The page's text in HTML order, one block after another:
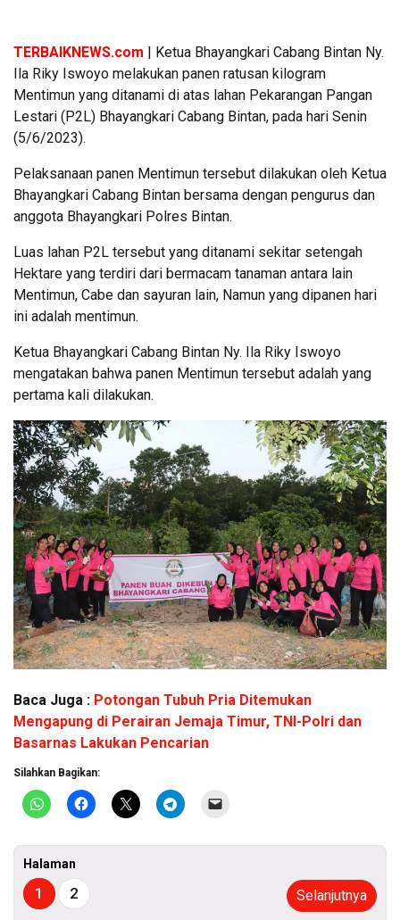
TERBAIKNEWS.com | Ketua Bhayangkari Cabang Bintan Ny.
Ila Riky Iswoyo melakukan panen ratusan kilogram
Mentimun yang ditanami di atas lahan Pekarangan Pangan
Lestari (P2L) Bhayangkari Cabang Bintan, pada hari Senin
(5/6/2023).
Pelaksanaan panen Mentimun tersebut dilakukan oleh Ketua
Bhayangkari Cabang Bintan bersama dengan pengurus dan
anggota Bhayangkari Polres Bintan.
Luas lahan P2L tersebut yang ditanami sekitar setengah
Hektare yang terdiri dari bermacam tanaman antara lain
Mentimun, Cabe dan sayuran lain, Namun yang dipanen hari
ini adalah mentimun.
Ketua Bhayangkari Cabang Bintan Ny. Ila Riky Iswoyo
mengatakan bahwa panen Mentimun tersebut adalah yang
pertama kali dilakukan.
Baca Juga : Potongan Tubuh Pria Ditemukan
Mengapung di Perairan Jemaja Timur, TNI-Polri dan
Basarnas Lakukan Pencarian
Silahkan Bagikan:
Halaman
1 2 Selanjutnya